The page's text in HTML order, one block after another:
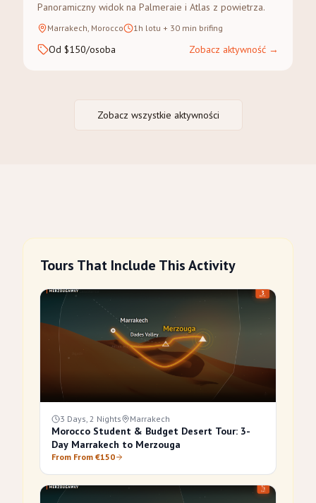
Panoramiczny widok na Palmeraie i Atlas z powietrza.
Marrakech, Morocco 1h lotu + 30 min brifing
Od $150/osoba Zobacz aktywność →
Zobacz wszystkie aktywności
Tours That Include This Activity
3 Days, 2 Nights Marrakech
Morocco Student & Budget Desert Tour: 3-
Day Marrakech to Merzouga
From From €150